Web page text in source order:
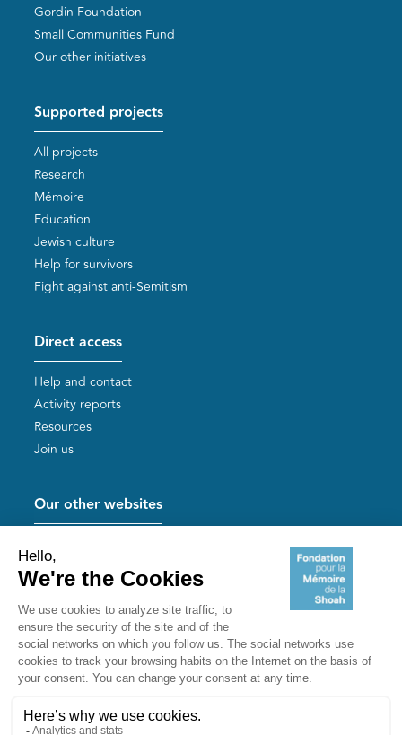
Gordin Foundation
Small Communities Fund
Our other initiatives
Supported projects
All projects
Research
Mémoire
Education
Jewish culture
Help for survivors
Fight against anti-Semitism
Direct access
Help and contact
Activity reports
Resources
Join us
Our other websites
Mémoires vives
Useful links
Shoah Memorial
The Milles camp
Akadem